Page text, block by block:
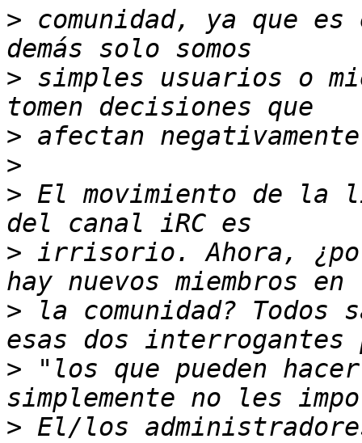
> comunidad, ya que
> simples usuarios o
>
>
> El movimiento de
> irrisorio. Ahora,
> la comunidad? Todos
> "los que pueden
> El/los